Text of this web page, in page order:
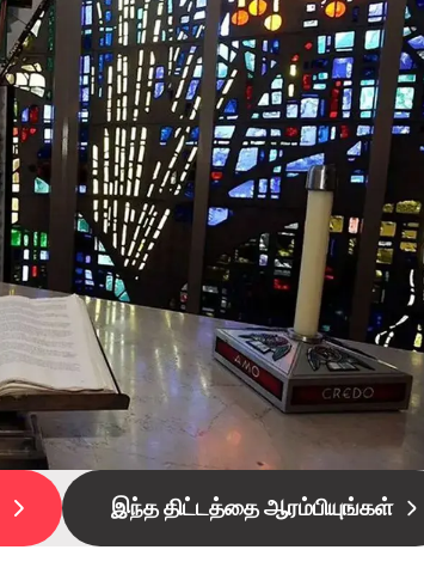
இந்த திட்டத்தை ஆரம்பியுங்கள்